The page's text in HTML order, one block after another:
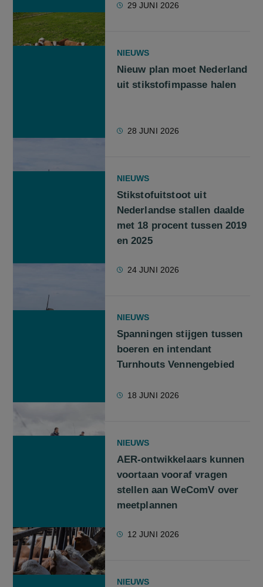
29 JUNI 2026
NIEUWS
Nieuw plan moet Nederland
uit stikstofimpasse halen
28 JUNI 2026
NIEUWS
Stikstofuitstoot uit
Nederlandse stallen daalde
met 18 procent tussen 2019
en 2025
24 JUNI 2026
NIEUWS
Spanningen stijgen tussen
boeren en intendant
Turnhouts Vennengebied
18 JUNI 2026
NIEUWS
AER-ontwikkelaars kunnen
voortaan vooraf vragen
stellen aan WeComV over
meetplannen
12 JUNI 2026
NIEUWS